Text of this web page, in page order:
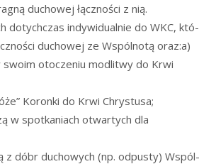
ducho­wej łącz­no­ści z nią.
dotych­czas indy­wi­du­al­nie do WKC, któ­
ducho­wej ze Wspól­no­tą oraz:a)
swo­im oto­cze­niu modli­twy do Krwi
Koron­ki do Krwi Chrystusa;
w spo­tka­niach otwar­tych dla
z dóbr ducho­wych (np. odpu­sty) Wspól­